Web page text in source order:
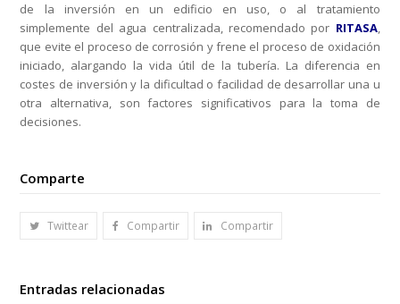
de la inversión en un edificio en uso, o al tratamiento
simplemente del agua centralizada, recomendado por RITASA,
que evite el proceso de corrosión y frene el proceso de oxidación
iniciado, alargando la vida útil de la tubería. La diferencia en
costes de inversión y la dificultad o facilidad de desarrollar una u
otra alternativa, son factores significativos para la toma de
decisiones.
Comparte
Twittear Compartir Compartir
Entradas relacionadas